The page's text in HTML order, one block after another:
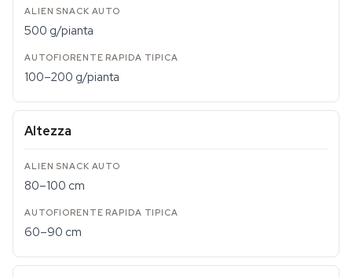
500 g/pianta
100–200 g/pianta
Altezza
80–100 cm
60–90 cm